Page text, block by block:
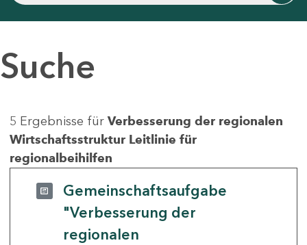
Suche
5 Ergebnisse für Verbesserung der regionalen
Wirtschaftsstruktur Leitlinie für
regionalbeihilfen
Gemeinschaftsaufgabe
"Verbesserung der
regionalen